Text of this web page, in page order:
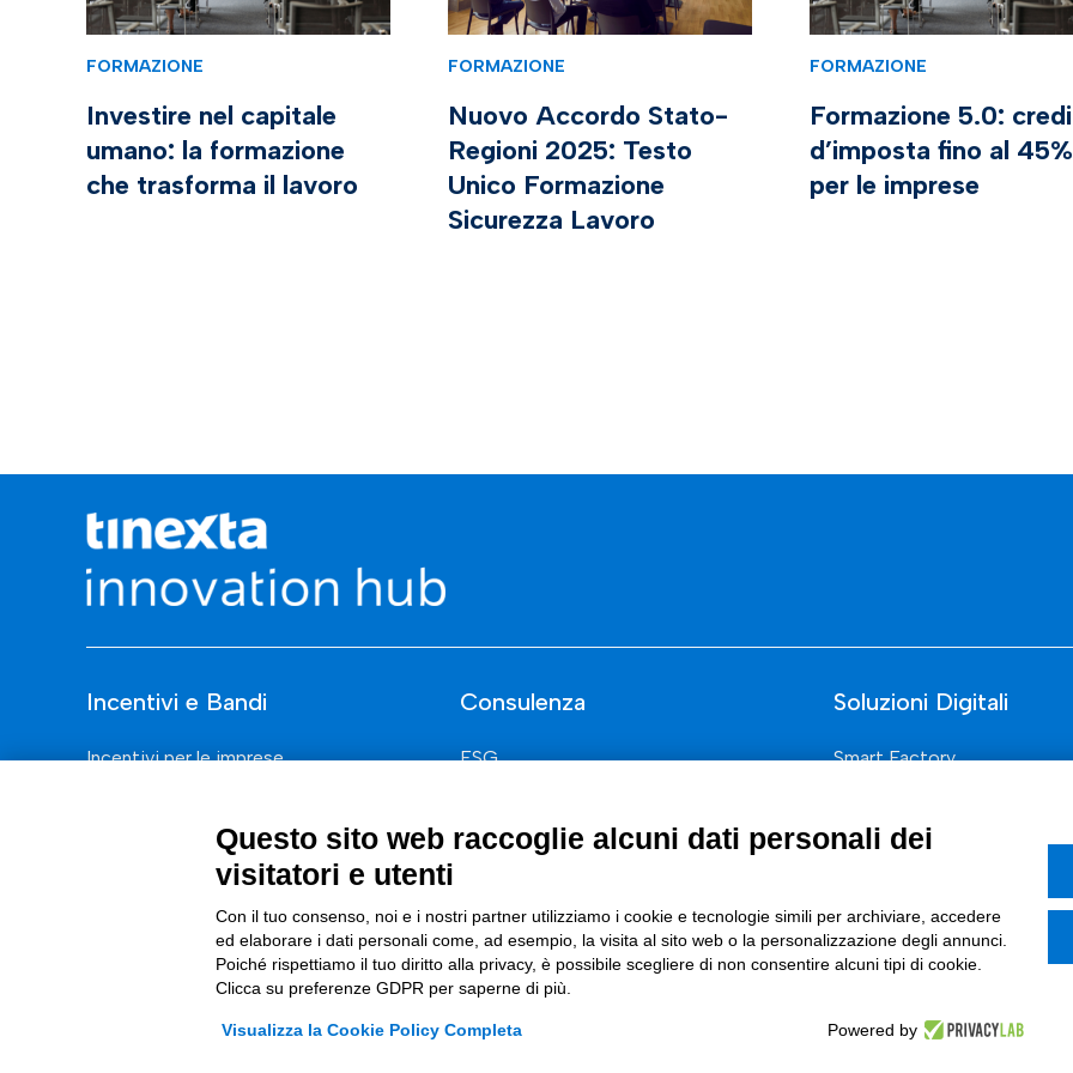
FORMAZIONE
Investire nel capitale
umano: la formazione
che trasforma il lavoro
FORMAZIONE
Nuovo Accordo Stato-
Regioni 2025: Testo
Unico Formazione
Sicurezza Lavoro
FORMAZIONE
Formazione 5.0:
d’imposta fino al 45%
per le imprese
Incentivi e Bandi
Incentivi per le imprese
Consulenza
ESG
Nuovi Mercati
Digital Marketing
Data & BI
Soluzioni Digitali
Smart Factory
Soluzioni Custom
Compliance
Questo sito web raccoglie alcuni dati personali dei
visitatori e utenti
Con il tuo consenso, noi e i nostri partner utilizziamo i cookie e tecnologie simili per archiviare, accedere
ed elaborare i dati personali come, ad esempio, la visita al sito web o la personalizzazione degli annunci.
Poiché rispettiamo il tuo diritto alla privacy, è possibile scegliere di non consentire alcuni tipi di cookie.
Clicca su preferenze GDPR per saperne di più.
Visualizza la Cookie Policy Completa Powered by